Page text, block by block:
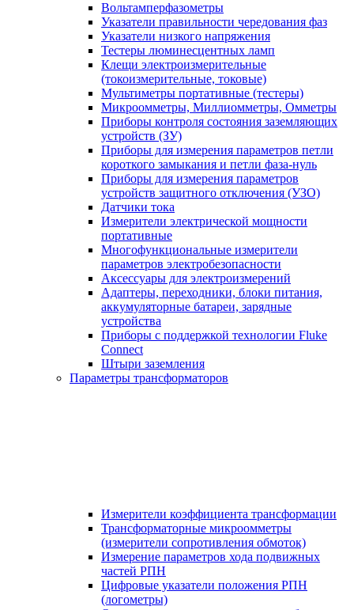
Вольтамперфазометры
Указатели правильности чередования фаз
Указатели низкого напряжения
Тестеры люминесцентных ламп
Клещи электроизмерительные
(токоизмерительные, токовые)
Мультиметры портативные (тестеры)
Микроомметры, Миллиомметры, Омметры
Приборы контроля состояния заземляющих
устройств (ЗУ)
Приборы для измерения параметров петли
короткого замыкания и петли фаза-нуль
Приборы для измерения параметров
устройств защитного отключения (УЗО)
Датчики тока
Измерители электрической мощности
портативные
Многофункциональные измерители
параметров электробезопасности
Аксессуары для электроизмерений
Адаптеры, переходники, блоки питания,
аккумуляторные батареи, зарядные
устройства
Приборы с поддержкой технологии Fluke
Connect
Штыри заземления
Параметры трансформаторов
Измерители коэффициента трансформации
Трансформаторные микроомметры
(измерители сопротивления обмоток)
Измерение параметров хода подвижных
частей РПН
Цифровые указатели положения РПН
(логометры)